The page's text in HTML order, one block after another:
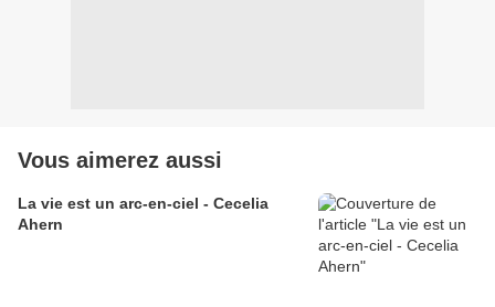
Vous aimerez aussi
La vie est un arc-en-ciel - Cecelia
Ahern